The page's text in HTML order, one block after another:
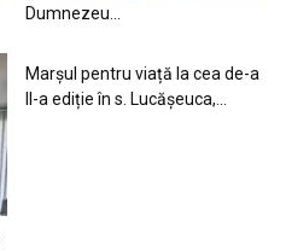
Dumnezeu…
Marșul pentru viață la cea de-a
II-a ediție în s. Lucășeuca,...